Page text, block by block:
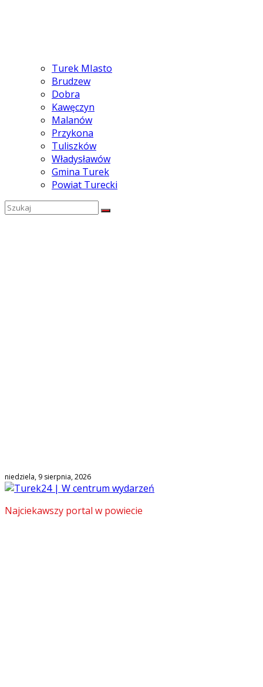
Turek MIasto
Brudzew
Dobra
Kawęczyn
Malanów
Przykona
Tuliszków
Władysławów
Gmina Turek
Powiat Turecki
niedziela, 9 sierpnia, 2026
Najciekawszy portal w powiecie